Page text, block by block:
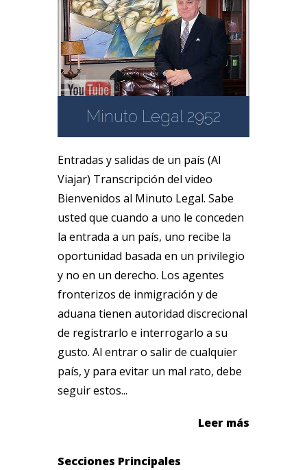
Minuto Legal 2952
Entradas y salidas de un país (Al
Viajar) Transcripción del video
Bienvenidos al Minuto Legal. Sabe
usted que cuando a uno le conceden
la entrada a un país, uno recibe la
oportunidad basada en un privilegio
y no en un derecho. Los agentes
fronterizos de inmigración y de
aduana tienen autoridad discrecional
de registrarlo e interrogarlo a su
gusto. Al entrar o salir de cualquier
país, y para evitar un mal rato, debe
seguir estos...
Leer más
Secciones Principales